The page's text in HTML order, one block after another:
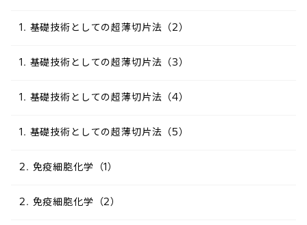
1. 基礎技術としての超薄切片法（2）
1. 基礎技術としての超薄切片法（3）
1. 基礎技術としての超薄切片法（4）
1. 基礎技術としての超薄切片法（5）
2. 免疫細胞化学（1）
2. 免疫細胞化学（2）